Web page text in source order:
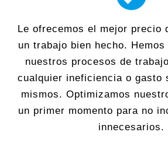
Le ofrecemos el mejor precio
un trabajo bien hecho. Hemos
nuestros procesos de
cualquier ineficiencia o gasto
mismos. Optimizamos
un primer momento para no
innecesarios.